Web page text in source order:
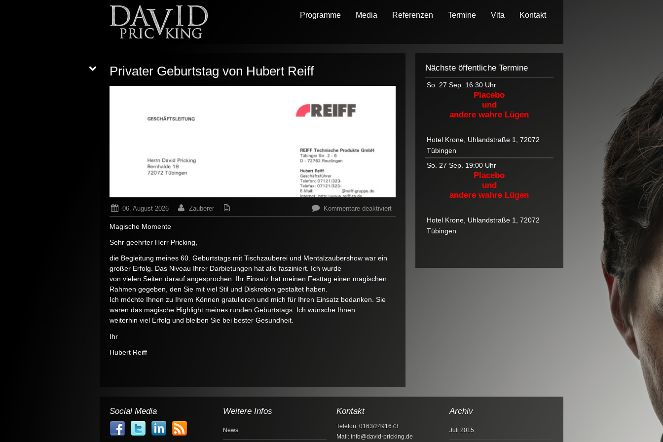
Programme Media Referenzen Termine Vita Kontakt
Privater Geburtstag von Hubert Reiff
06. August 2026 Zauberer Kommentare deaktiviertfür
Privater
Magische Momente
Sehr geehrter Herr Pricking,
die Begleitung meines 60. Geburtstags mit Tischzauberei und Mentalzaubershow war ein
großer Erfolg. Das Niveau Ihrer Darbietungen hat alle fasziniert. Ich wurde
von vielen Seiten darauf angesprochen. Ihr Einsatz hat meinen Festtag einen magischen
Rahmen gegeben, den Sie mit viel Stil und Diskretion gestaltet haben.
Ich möchte Ihnen zu Ihrem Können gratulieren und mich für Ihren Einsatz bedanken. Sie
waren das magische Highlight meines runden Geburtstags. Ich wünsche Ihnen
weiterhin viel Erfolg und bleiben Sie bei bester Gesundheit.
Ihr
Hubert Reiff
Nächste öffentliche Termine
So. 27 Sep. 16:30 Uhr
Placebo
und
andere wahre Lügen
Hotel Krone, Uhlandstraße 1, 72072
Tübingen
So. 27 Sep. 19:00 Uhr
Placebo
und
andere wahre Lügen
Hotel Krone, Uhlandstraße 1, 72072
Tübingen
Social Media Weitere Infos
News
Kontakt
Telefon: 0163/2491673
Mail: info@david-pricking.de
Archiv
Juli 2015